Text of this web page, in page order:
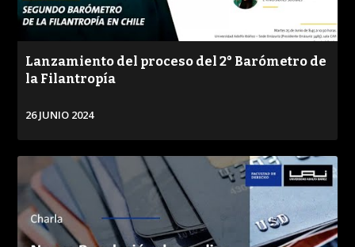
Lanzamiento del proceso del 2° Barómetro de
la Filantropía
26 JUNIO 2024
VER